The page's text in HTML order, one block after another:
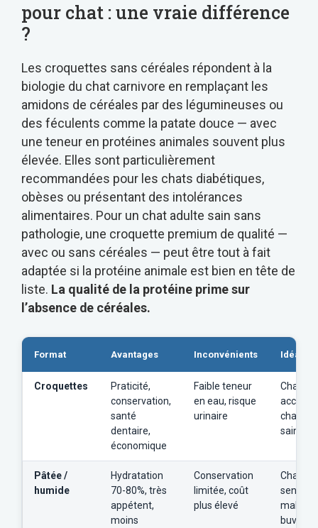
pour chat : une vraie différence
?
Les croquettes sans céréales répondent à la
biologie du chat carnivore en remplaçant les
amidons de céréales par des légumineuses ou
des féculents comme la patate douce — avec
une teneur en protéines animales souvent plus
élevée. Elles sont particulièrement
recommandées pour les chats diabétiques,
obèses ou présentant des intolérances
alimentaires. Pour un chat adulte sain sans
pathologie, une croquette premium de qualité —
avec ou sans céréales — peut être tout à fait
adaptée si la protéine animale est bien en tête de
liste. La qualité de la protéine prime sur
l’absence de céréales.
Format Avantages Inconvénients Idéal
Croquettes
Praticité,
conservation,
santé
dentaire,
économique
Faible teneur
en eau, risque
urinaire
Chat
accès à
chat
sain
Pâtée /
humide
Hydratation
70-80%, très
appétent,
moins
Conservation
limitée, coût
plus élevé
Chat
senior,
buveur